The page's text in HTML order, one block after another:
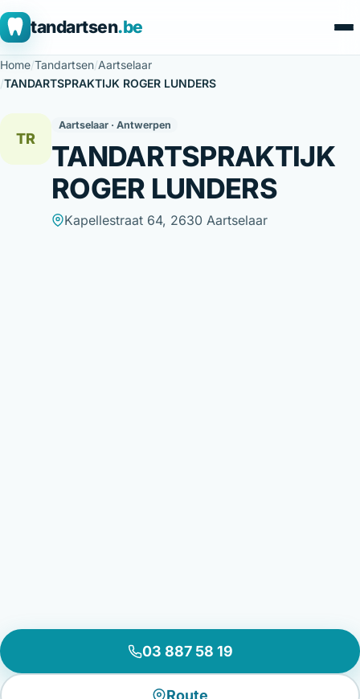
tandartsen.be
Home/Tandartsen/Aartselaar
/TANDARTSPRAKTIJK ROGER LUNDERS
TR
Aartselaar · Antwerpen
TANDARTSPRAKTIJK
ROGER LUNDERS
Kapellestraat 64, 2630 Aartselaar
03 887 58 19
Route